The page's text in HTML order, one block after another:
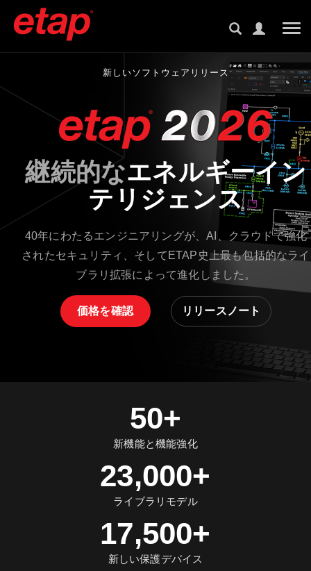
新しいソフトウェアリリース
継続的なエネルギーイン
テリジェンス
40年にわたるエンジニアリングが、AI、クラウドで強化
されたセキュリティ、そしてETAP史上最も包括的なライ
ブラリ拡張によって進化しました。
価格を確認 リリースノート
50+
新機能と機能強化
23,000+
ライブラリモデル
17,500+
新しい保護デバイス